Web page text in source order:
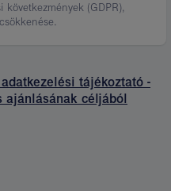
(GDPR),
tájékoztató -
ajánlásának céljából